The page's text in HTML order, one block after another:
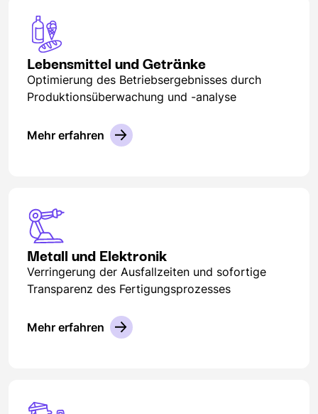
Lebensmittel und Getränke
Optimierung des Betriebsergebnisses durch
Produktionsüberwachung und -analyse
Mehr erfahren
Metall und Elektronik
Verringerung der Ausfallzeiten und sofortige
Transparenz des Fertigungsprozesses
Mehr erfahren